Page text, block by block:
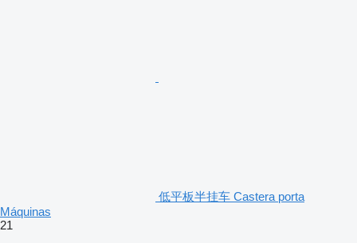
低平板半挂车 Castera porta
Máquinas
21